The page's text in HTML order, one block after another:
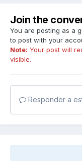
Join the
You are posting as a
to post with your
Note: Your post will
visible.
Responder a